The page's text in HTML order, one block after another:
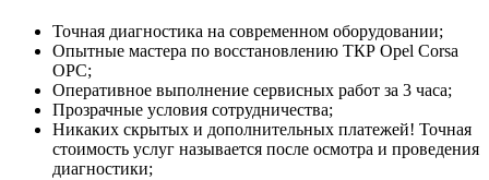
Точная диагностика на современном оборудовании;
Опытные мастера по восстановлению ТКР Opel Corsa
OPC;
Оперативное выполнение сервисных работ за 3 часа;
Прозрачные условия сотрудничества;
Никаких скрытых и дополнительных платежей! Точная
стоимость услуг называется после осмотра и проведения
диагностики;